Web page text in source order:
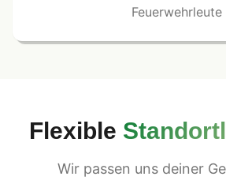
Feuerwehrleute
Flexible
Wir passen uns deiner